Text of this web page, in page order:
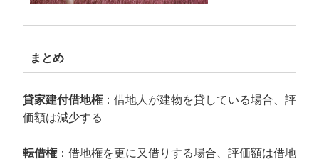
まとめ
貸家建付借地権：借地人が建物を貸している場合、評
価額は減少する
転借権：借地権を更に又借りする場合、評価額は借地